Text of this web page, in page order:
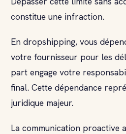
constitue une infraction.
En dropshipping, vous
votre fournisseur pour les
part engage votre
final. Cette dépendance
juridique majeur.
La communication proactive